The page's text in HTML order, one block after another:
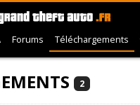
Forums Téléchargements
2